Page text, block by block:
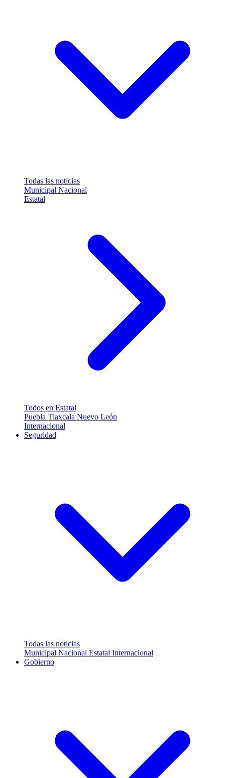
Todas las noticias
Municipal Nacional
Estatal
Todos en Estatal
Puebla Tlaxcala Nuevo León
Internacional
Seguridad
Todas las noticias
Municipal Nacional Estatal Internacional
Gobierno